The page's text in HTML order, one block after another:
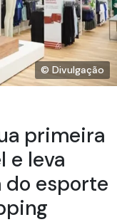
© Divulgação
primeira
e leva
do esporte